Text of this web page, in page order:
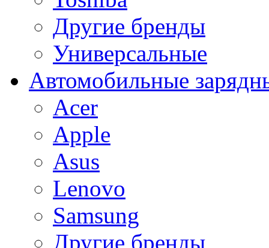
Другие бренды
Универсальные
Автомобильные
Acer
Apple
Asus
Lenovo
Samsung
Другие бренды